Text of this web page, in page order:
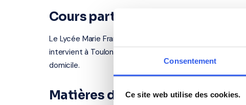
Consentement
Ce site web utilise des cookies.
Cours particuliers à Toulon —
Le Lycée Marie France se situe au 20 rue Danton, à
intervient à Toulon et dans les villes proches. Tous
domicile.
Matières disponibles pour les